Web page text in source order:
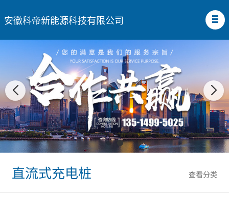
安徽科帝新能源科技有限公司
查看分类
直流式充电桩